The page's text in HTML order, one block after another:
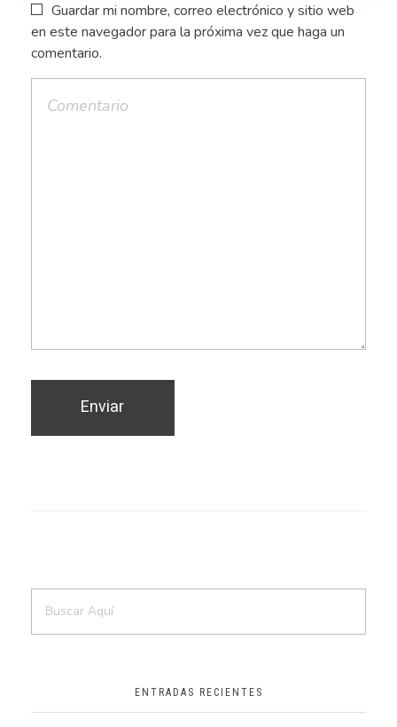
Guardar mi nombre, correo electrónico y sitio web
en este navegador para la próxima vez que haga un
comentario.
ENTRADAS RECIENTES